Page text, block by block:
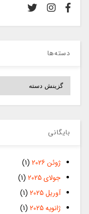
دسته‌ها
دسته‌ها
بایگانی
ژوئن 2026
(1)
جولای 2025
(1)
آوریل 2025
(1)
ژانویه 2025
(1)